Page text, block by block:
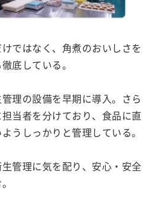
ではなく、角煮のおいしさを
底している。
理の設備を早期に導入。さら
当者を分けており、食品に直
うしっかりと管理している。
管理に気を配り、安心・安全